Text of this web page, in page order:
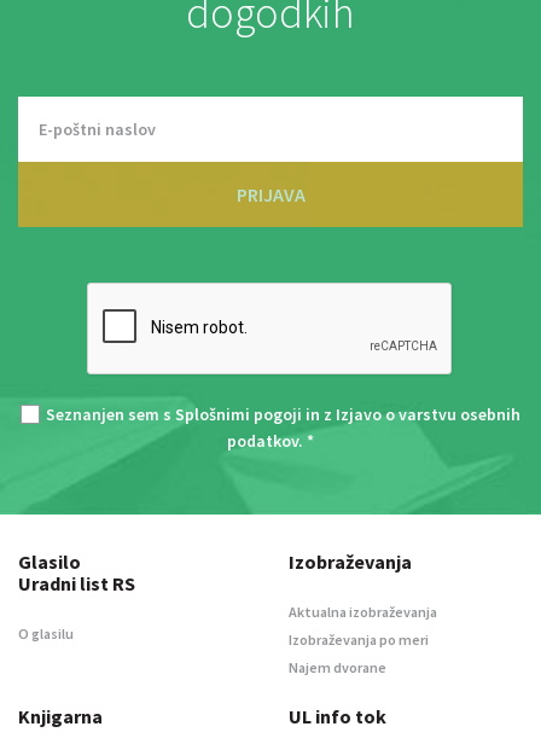
dogodkih
PRIJAVA
Seznanjen sem s Splošnimi pogoji in z Izjavo o varstvu osebnih
podatkov. *
Glasilo
Uradni list RS
O glasilu
Izobraževanja
Aktualna izobraževanja
Izobraževanja po meri
Najem dvorane
Knjigarna UL info tok